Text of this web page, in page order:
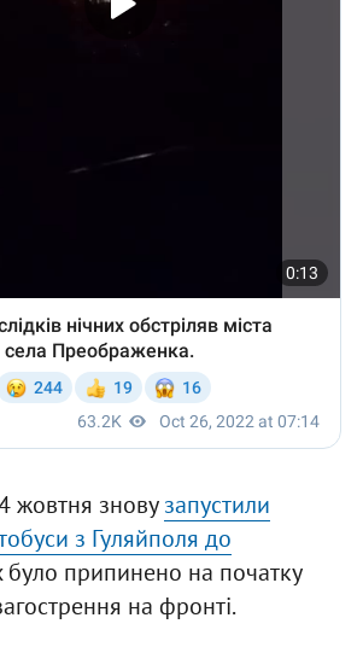
жовтня зновузапустили
з Гуляйполя до
було припинено на початку
на фронті.